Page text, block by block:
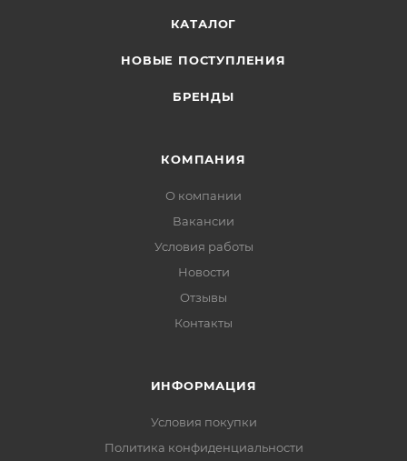
КАТАЛОГ
НОВЫЕ ПОСТУПЛЕНИЯ
БРЕНДЫ
КОМПАНИЯ
О компании
Вакансии
Условия работы
Новости
Отзывы
Контакты
ИНФОРМАЦИЯ
Условия покупки
Политика конфиденциальности